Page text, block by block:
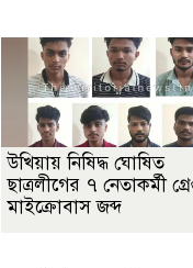
উখিয়ায় নিষিদ্ধ ঘোষিত
ছাত্রলীগের ৭ নেতাকর্মী
মাইক্রোবাস জব্দ